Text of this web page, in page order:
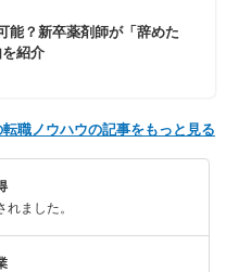
能？新卒薬剤師が「辞めた
紹介
職ノウハウの記事をもっと見る
ました。